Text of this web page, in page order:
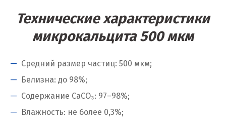
Я
Ялуторовск
Технические характеристики
микрокальцита 500 мкм
Средний размер частиц: 500 мкм;
Белизна: до 98%;
Содержание CaCO₃: 97–98%;
Влажность: не более 0,3%;